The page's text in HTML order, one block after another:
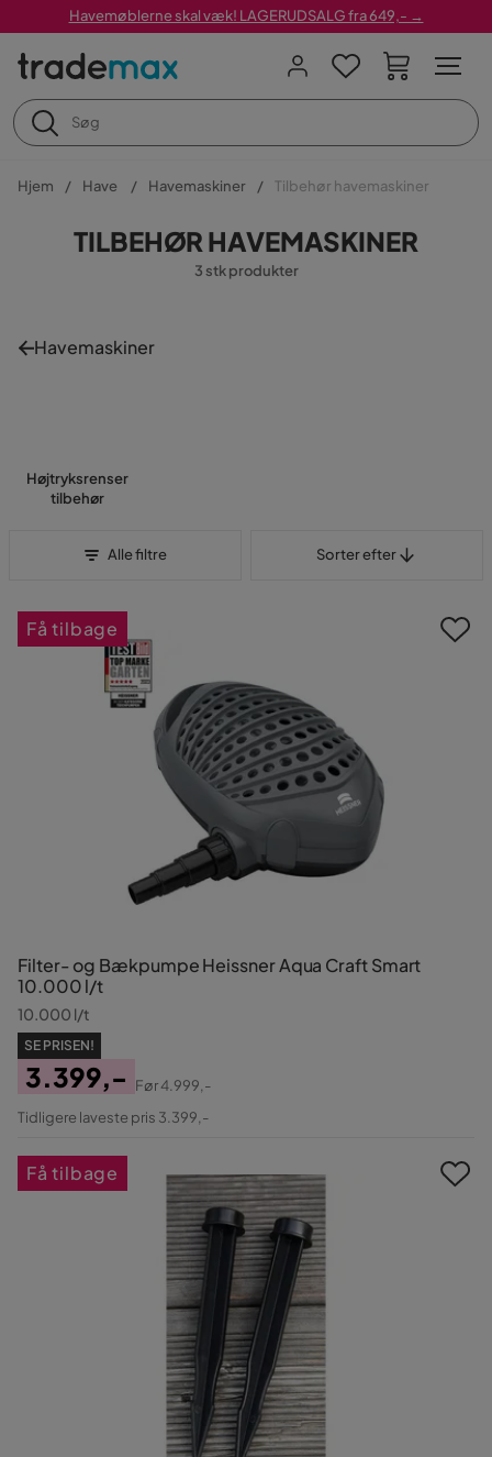
Havemøblerne skal væk! LAGERUDSALG fra 649,- →
Hjem Have Havemaskiner Tilbehør havemaskiner
TILBEHØR HAVEMASKINER
3 stk produkter
Havemaskiner
Højtryksrenser
tilbehør
Alle filtre Sorter efter
Filter- og Bækpumpe Heissner Aqua Craft Smart
10.000 l/t
10.000 l/t
SE PRISEN!
Pris
3.399,-
Original
Før4.999,-
Tidligere laveste pris 3.399,-
Få tilbage
Få tilbage